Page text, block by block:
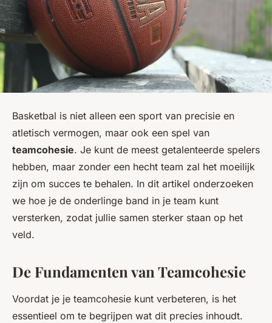
Basketbal is niet alleen een sport van precisie en
atletisch vermogen, maar ook een spel van
teamcohesie. Je kunt de meest getalenteerde spelers
hebben, maar zonder een hecht team zal het moeilijk
zijn om succes te behalen. In dit artikel onderzoeken
we hoe je de onderlinge band in je team kunt
versterken, zodat jullie samen sterker staan op het
veld.
De Fundamenten van Teamcohesie
Voordat je je teamcohesie kunt verbeteren, is het
essentieel om te begrijpen wat dit precies inhoudt.